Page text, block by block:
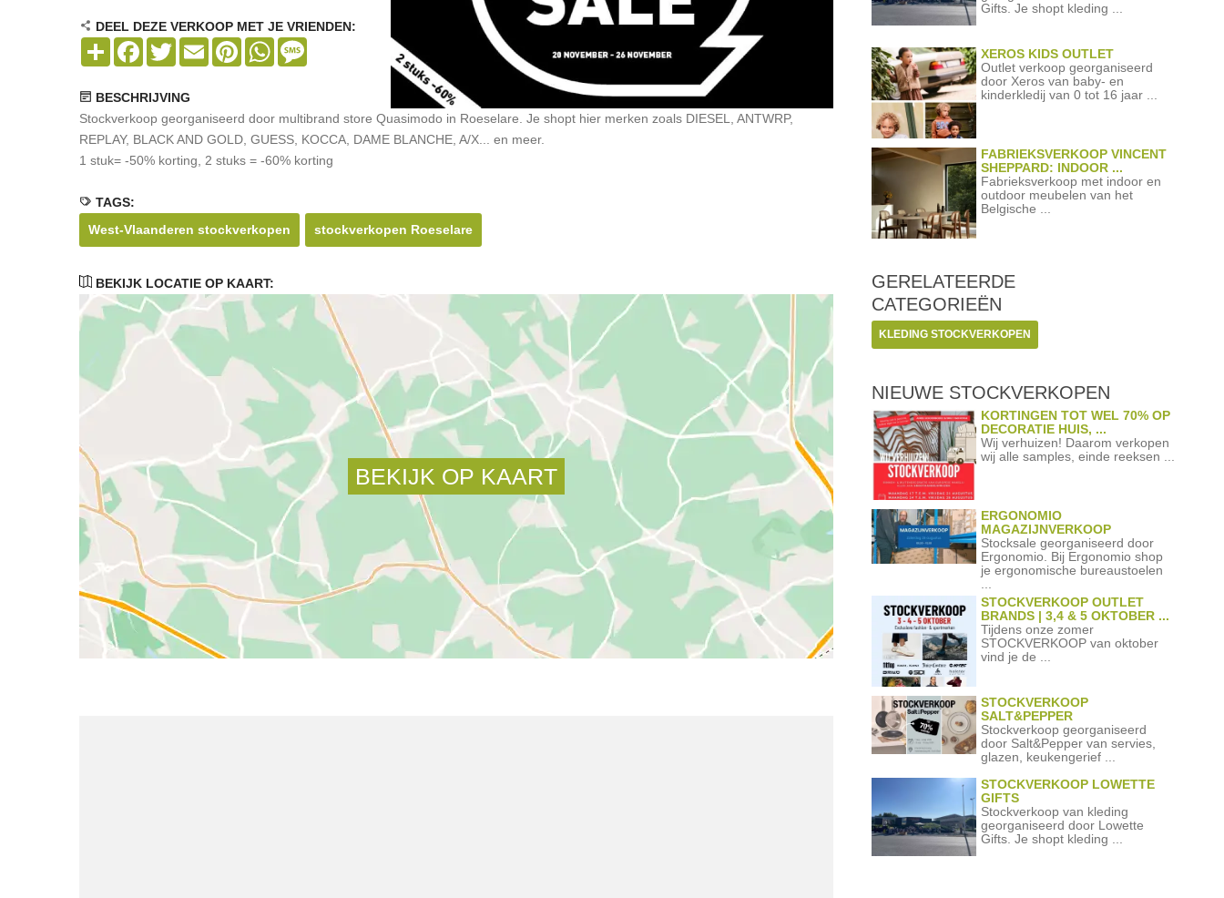
DEEL DEZE VERKOOP MET JE VRIENDEN:
Share Facebook
TwitterEmail PinterestWhatsApp
BESCHRIJVING
Stockverkoop georganiseerd door multibrand store Quasimodo in Roeselare. Je shopt hier merken zoals DIESEL, ANTWRP,
REPLAY, BLACK AND GOLD, GUESS, KOCCA, DAME BLANCHE, A/X... en meer.
1 stuk= -50% korting, 2 stuks = -60% korting
TAGS:
West-Vlaanderen stockverkopen
stockverkopen Roeselare
BEKIJK LOCATIE OP KAART:
Gifts. Je shopt kleding ...
XEROS KIDS OUTLET
Outlet verkoop georganiseerd
door Xeros van baby- en
kinderkledij van 0 tot 16 jaar ...
FABRIEKSVERKOOP VINCENT
SHEPPARD: INDOOR ...
Fabrieksverkoop met indoor en
outdoor meubelen van het
Belgische ...
GERELATEERDE
CATEGORIEËN
KLEDING STOCKVERKOPEN
NIEUWE STOCKVERKOPEN
KORTINGEN TOT WEL 70% OP
DECORATIE HUIS, ...
Wij verhuizen! Daarom verkopen
wij alle samples, einde reeksen ...
ERGONOMIO
MAGAZIJNVERKOOP
Stocksale georganiseerd door
Ergonomio. Bij Ergonomio shop
je ergonomische bureaustoelen
STOCKVERKOOP OUTLET
BRANDS | 3,4 & 5 OKTOBER ...
Tijdens onze zomer
STOCKVERKOOP van oktober
vind je de ...
STOCKVERKOOP
SALT&PEPPER
Stockverkoop georganiseerd
door Salt&Pepper van servies,
glazen, keukengerief ...
STOCKVERKOOP LOWETTE
GIFTS
Stockverkoop van kleding
georganiseerd door Lowette
Gifts. Je shopt kleding ...